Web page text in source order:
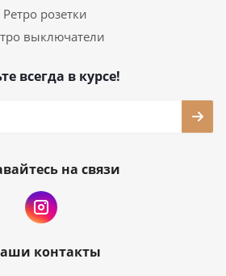
Ретро розетки
выключатели
всегда в курсе!
на связи
контакты